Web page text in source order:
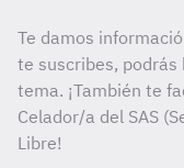
Te damos
te suscribes,
tema. ¡También te
Celador/a del SAS
Libre!